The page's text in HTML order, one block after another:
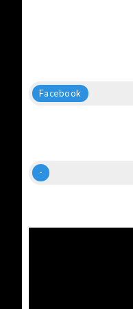
Facebook
-